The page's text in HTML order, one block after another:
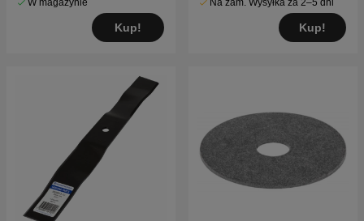
W magazynie
Kup!
Na zam. Wysyłka za 2–5 dni
Kup!